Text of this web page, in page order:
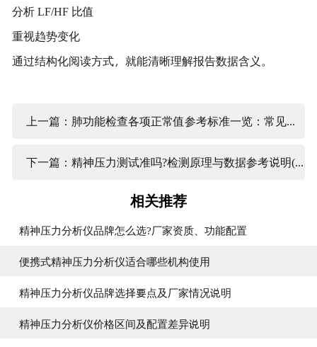
分析 LF/HF 比值
重视趋势变化
通过结构化阅读方式，就能清晰理解报告数据含义。
上一篇：肺功能检查各项正常值参考标准一览：常见参数对照
下一篇：精神压力测试准吗?检测原理与数据参考说明(2026版)
相关推荐
精神压力分析仪品牌怎么选?厂家资质、功能配置
便携式精神压力分析仪适合哪些机构使用
精神压力分析仪品牌选择要点及厂家情况说明
精神压力分析仪价格区间及配置差异说明